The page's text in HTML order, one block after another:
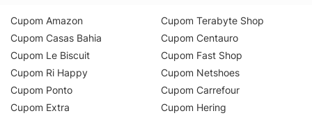
Cupom Amazon
Cupom Casas Bahia
Cupom Le Biscuit
Cupom Ri Happy
Cupom Ponto
Cupom Extra
Cupom Terabyte Shop
Cupom Centauro
Cupom Fast Shop
Cupom Netshoes
Cupom Carrefour
Cupom Hering